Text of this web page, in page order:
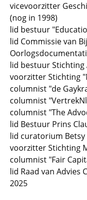
vicevoorzitter
(nog in 1998)
lid bestuur
lid Commissie van
lid bestuur Stichting
voorzitter Stichting
columnist "de
columnist
columnist "The
lid Bestuur Prins
lid curatorium Betsy
voorzitter Stichting
columnist "Fair
lid Raad van Advies
2025